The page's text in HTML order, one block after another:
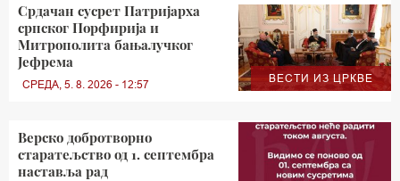
ВЕСТИ ИЗ ЦРКВЕ
Срдачан сусрет Патријарха
српског Порфирија и
Митрополита бањалучког
Јефрема
СРЕДА, 5. 8. 2026 - 12:57
Верско добротворно
старатељство од 1. септембра
наставља рад